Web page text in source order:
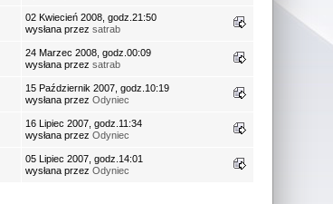
02 Kwiecień 2008, godz.21:50
wysłana przezsatrab
24 Marzec 2008, godz.00:09
wysłana przezsatrab
15 Październik 2007, godz.10:19
wysłana przezOdyniec
16 Lipiec 2007, godz.11:34
wysłana przezOdyniec
05 Lipiec 2007, godz.14:01
wysłana przezOdyniec